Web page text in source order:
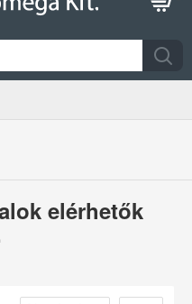
elérhetők